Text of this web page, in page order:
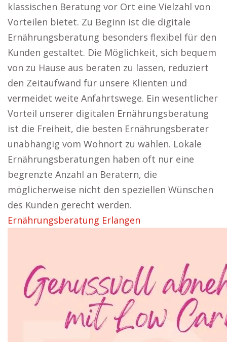
klassischen Beratung vor Ort eine Vielzahl von
Vorteilen bietet. Zu Beginn ist die digitale
Ernährungsberatung besonders flexibel für den
Kunden gestaltet. Die Möglichkeit, sich bequem
von zu Hause aus beraten zu lassen, reduziert
den Zeitaufwand für unsere Klienten und
vermeidet weite Anfahrtswege. Ein wesentlicher
Vorteil unserer digitalen Ernährungsberatung
ist die Freiheit, die besten Ernährungsberater
unabhängig vom Wohnort zu wählen. Lokale
Ernährungsberatungen haben oft nur eine
begrenzte Anzahl an Beratern, die
möglicherweise nicht den speziellen Wünschen
des Kunden gerecht werden.
Ernährungsberatung Erlangen